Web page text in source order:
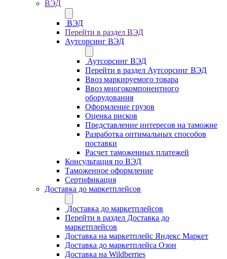
ВЭД
ВЭД
Перейти в раздел ВЭД
Аутсорсинг ВЭД
Аутсорсинг ВЭД
Перейти в раздел Аутсорсинг ВЭД
Ввоз маркируемого товара
Ввоз многокомпонентного
оборудования
Оформление грузов
Оценка рисков
Представление интересов на таможне
Разработка оптимальных способов
поставки
Расчет таможенных платежей
Консультация по ВЭД
Таможенное оформление
Сертификация
Доставка до маркетплейсов
Доставка до маркетплейсов
Перейти в раздел Доставка до
маркетплейсов
Доставка на маркетплейс Яндекс Маркет
Доставка до маркетплейса Озон
Доставка на Wildberries